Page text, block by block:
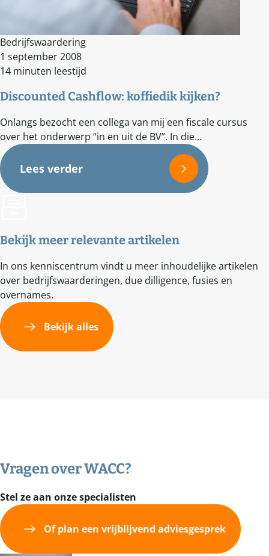
Bedrijfswaardering
1 september 2008
14 minuten leestijd
Discounted Cashflow: koffiedik kijken?
Onlangs bezocht een collega van mij een fiscale cursus
over het onderwerp “in en uit de BV”. In die…
Lees verder
Bekijk meer relevante artikelen
In ons kenniscentrum vindt u meer inhoudelijke artikelen
over bedrijfswaarderingen, due dilligence, fusies en
overnames.
Bekijk alles
Vragen overWACC?
Stel ze aan onze specialisten
Of plan een vrijblijvend adviesgesprek